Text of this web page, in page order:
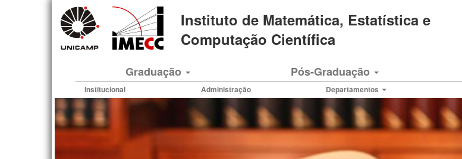
Instituto de Matemática, Estatística e
Computação Científica
Graduação Pós-Graduação
Institucional Administração Departamentos